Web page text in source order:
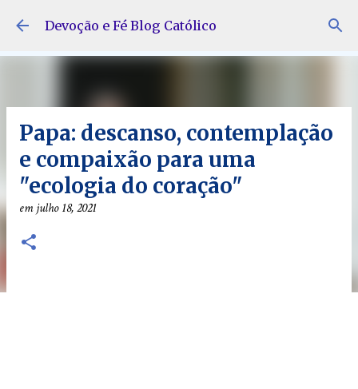
Pular para o conteúdo principal
Devoção e Fé Blog Católico
Papa: descanso, contemplação
e compaixão para uma
"ecologia do coração"
emjulho 18, 2021